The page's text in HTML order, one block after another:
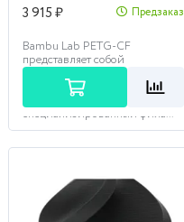
3 915 ₽
Предзаказ
Bambu Lab PETG-CF
представляет собой
композитный материал,
состоящий из PETG и
углеродного волокна. Это
специализированный фила...